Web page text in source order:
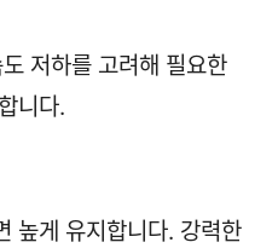
저하를 고려해 필요한
니다.
높게 유지합니다. 강력한